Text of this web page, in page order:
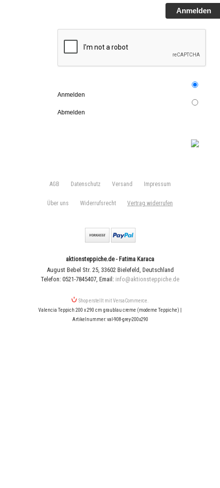
Anmelden
Anmelden
Abmelden
AGB Datenschutz Versand Impressum
Über uns Widerrufsrecht Vertrag widerrufen
aktionsteppiche.de - Fatima Karaca
August Bebel Str. 25, 33602 Bielefeld Deutschland
Telefon: 0521-7845407 Email: info@aktionsteppiche.de
Shop erstellt mit VersaCommerce.
Valencia Teppich 200 x 290 cm graublau creme (moderne Teppiche) |
Artikelnummer: val-908-grey-200x290